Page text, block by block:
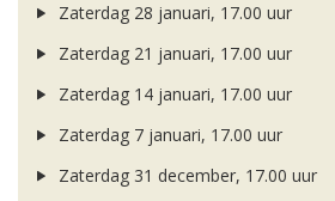
Zaterdag 28 januari, 17.00 uur
Zaterdag 21 januari, 17.00 uur
Zaterdag 14 januari, 17.00 uur
Zaterdag 7 januari, 17.00 uur
Zaterdag 31 december, 17.00 uur